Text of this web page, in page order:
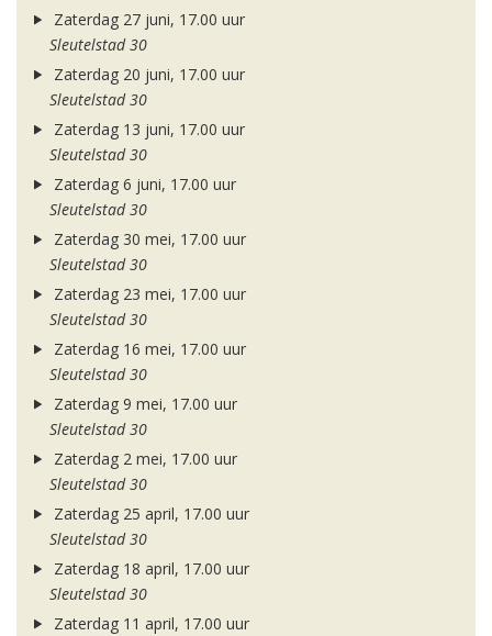
Zaterdag 27 juni, 17.00 uur
Sleutelstad 30
Zaterdag 20 juni, 17.00 uur
Sleutelstad 30
Zaterdag 13 juni, 17.00 uur
Sleutelstad 30
Zaterdag 6 juni, 17.00 uur
Sleutelstad 30
Zaterdag 30 mei, 17.00 uur
Sleutelstad 30
Zaterdag 23 mei, 17.00 uur
Sleutelstad 30
Zaterdag 16 mei, 17.00 uur
Sleutelstad 30
Zaterdag 9 mei, 17.00 uur
Sleutelstad 30
Zaterdag 2 mei, 17.00 uur
Sleutelstad 30
Zaterdag 25 april, 17.00 uur
Sleutelstad 30
Zaterdag 18 april, 17.00 uur
Sleutelstad 30
Zaterdag 11 april, 17.00 uur